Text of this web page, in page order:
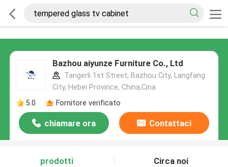
Bazhou aiyunze Furniture Co., Ltd
Tangerli 1st Street, Bazhou City, Langfang
City, Hebei Province, China,Cina
5.0
Fornitore verificato
chiamare ora Contattaci
prodotti Circa noi